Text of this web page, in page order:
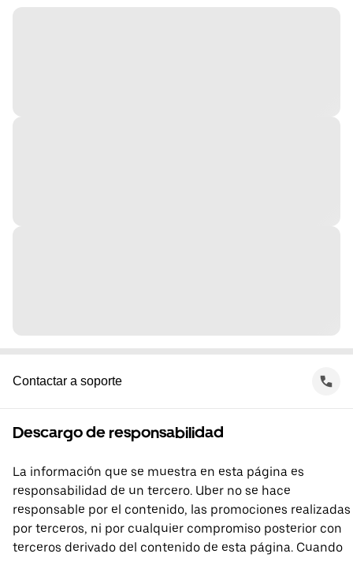
Contactar a soporte
Descargo de responsabilidad
La información que se muestra en esta página es
responsabilidad de un tercero. Uber no se hace
responsable por el contenido, las promociones realizadas
por terceros, ni por cualquier compromiso posterior con
terceros derivado del contenido de esta página. Cuando